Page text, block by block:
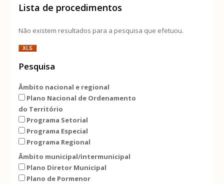
Lista de procedimentos
Não existem resultados para a pesquisa que efetuou.
Pesquisa
Âmbito nacional e regional
Plano Nacional de Ordenamento
do Território
Programa Setorial
Programa Especial
Programa Regional
Âmbito municipal/intermunicipal
Plano Diretor Municipal
Plano de Pormenor